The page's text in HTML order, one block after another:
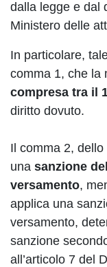
dalla legge e dal
Ministero delle
In particolare,
comma 1, che la
compresa tra il
diritto dovuto.
Il comma 2,
una sanzione
versamento,
applica una
versamento,
sanzione
all’articolo 7 del